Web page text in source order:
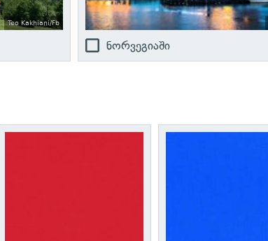
Teo Kakhiani/Fb
ნორვეგიაში